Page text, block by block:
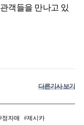
객들을 만나고 있
다른기사 보기
정자매
제시카